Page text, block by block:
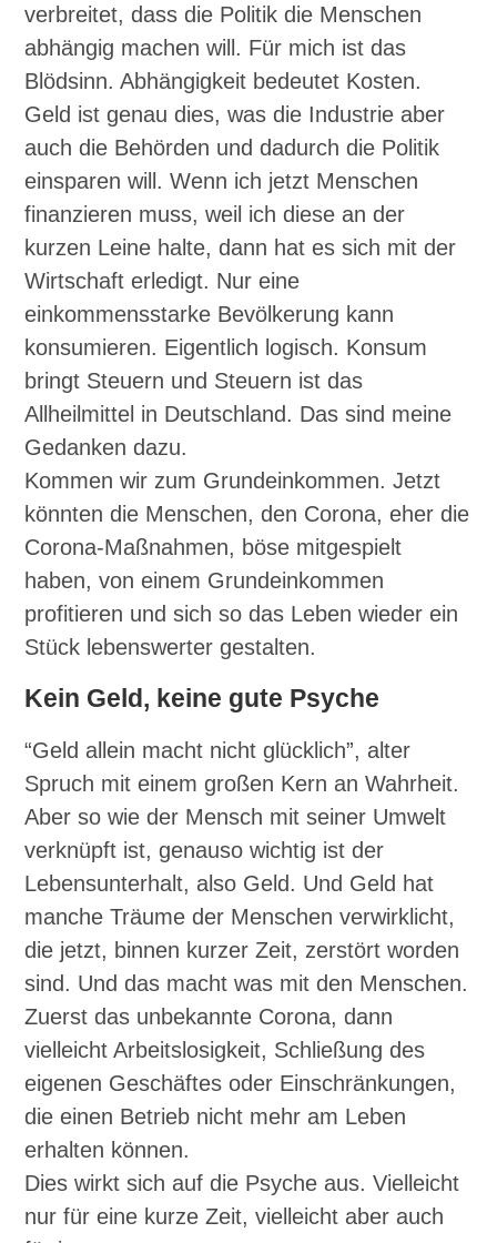
verbreitet, dass die Politik die Menschen
abhängig machen will. Für mich ist das
Blödsinn. Abhängigkeit bedeutet Kosten.
Geld ist genau dies, was die Industrie aber
auch die Behörden und dadurch die Politik
einsparen will. Wenn ich jetzt Menschen
finanzieren muss, weil ich diese an der
kurzen Leine halte, dann hat es sich mit der
Wirtschaft erledigt. Nur eine
einkommensstarke Bevölkerung kann
konsumieren. Eigentlich logisch. Konsum
bringt Steuern und Steuern ist das
Allheilmittel in Deutschland. Das sind meine
Gedanken dazu.
Kommen wir zum Grundeinkommen. Jetzt
könnten die Menschen, den Corona, eher die
Corona-Maßnahmen, böse mitgespielt
haben, von einem Grundeinkommen
profitieren und sich so das Leben wieder ein
Stück lebenswerter gestalten.
Kein Geld, keine gute Psyche
“Geld allein macht nicht glücklich”, alter
Spruch mit einem großen Kern an Wahrheit.
Aber so wie der Mensch mit seiner Umwelt
verknüpft ist, genauso wichtig ist der
Lebensunterhalt, also Geld. Und Geld hat
manche Träume der Menschen verwirklicht,
die jetzt, binnen kurzer Zeit, zerstört worden
sind. Und das macht was mit den Menschen.
Zuerst das unbekannte Corona, dann
vielleicht Arbeitslosigkeit, Schließung des
eigenen Geschäftes oder Einschränkungen,
die einen Betrieb nicht mehr am Leben
erhalten können.
Dies wirkt sich auf die Psyche aus. Vielleicht
nur für eine kurze Zeit, vielleicht aber auch